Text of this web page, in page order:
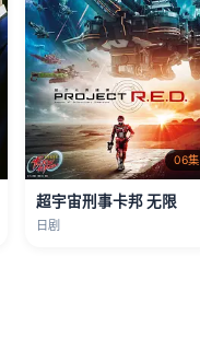
06集
超宇宙刑事卡邦 无限
日剧